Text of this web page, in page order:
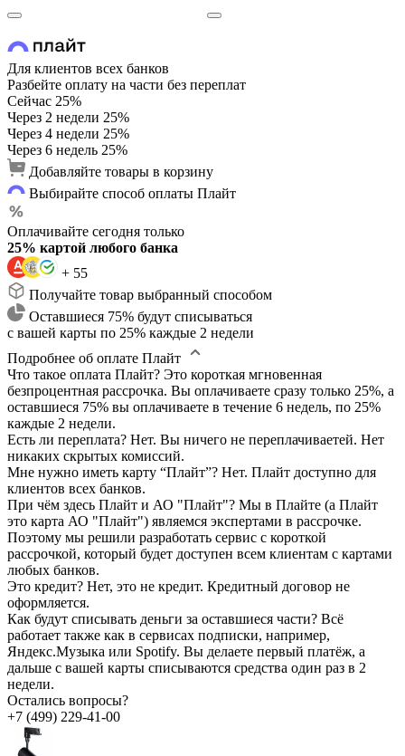
Для клиентов всех банков
Разбейте оплату на части без переплат
Сейчас 25%
Через 2 недели 25%
Через 4 недели 25%
Через 6 недель 25%
Добавляйте товары в корзину
Выбирайте способ оплаты Плайт
Оплачивайте сегодня только
25% картой любого банка
+ 55
Получайте товар выбранный способом
Оставшиеся 75% будут списываться
с вашей карты по 25% каждые 2 недели
Подробнее об оплате Плайт
Что такое оплата Плайт? Это короткая мгновенная
безпроцентная рассрочка. Вы оплачиваете сразу только 25%, а
оставшиеся 75% вы оплачиваете в течение 6 недель, по 25%
каждые 2 недели.
Есть ли переплата? Нет. Вы ничего не переплачиваетей. Нет
никаких скрытых комиссий.
Мне нужно иметь карту “Плайт”? Нет. Плайт доступно для
клиентов всех банков.
При чём здесь Плайт и АО "Плайт"? Мы в Плайте (а Плайт
это карта АО "Плайт") являемся экспертами в рассрочке.
Поэтому мы решили разработать сервис с короткой
рассрочкой, который будет доступен всем клиентам с картами
любых банков.
Это кредит? Нет, это не кредит. Кредитный договор не
оформляется.
Как будут списывать деньги за оставшиеся части? Всё
работает также как в сервисах подписки, например,
Яндекс.Музыка или Spotify. Вы делаете первый платёж, а
дальше с вашей карты списываются средства один раз в 2
недели.
Остались вопросы?
+7 (499) 229-41-00